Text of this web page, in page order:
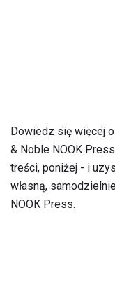
Dowiedz się więcej
& Noble NOOK
treści, poniżej - i
własną,
NOOK Press.